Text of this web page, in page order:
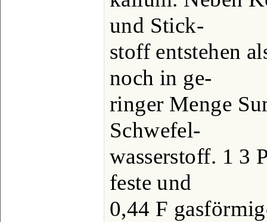
und Stick-
stoff entstehen
noch in ge-
ringer Menge
Schwefel-
wasserstoff. 1 3
feste und
0,44 F